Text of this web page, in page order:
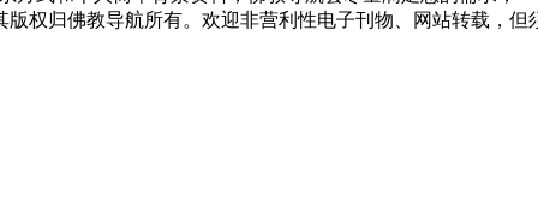
权归佛教导航所有。欢迎非营利性电子刊物、网站转载，但